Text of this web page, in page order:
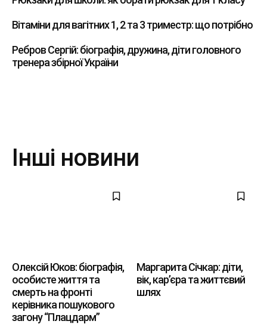
Вітаміни для вагітних 1, 2 та 3 триместр: що потрібно
Ребров Сергій: біографія, дружина, діти головного
тренера збірної України
Інші новини
Олексій Юков: біографія,
особисте життя та
смерть на фронті
керівника пошукового
загону “Плацдарм”
Маргарита Січкар: діти,
вік, кар’єра та життєвий
шлях